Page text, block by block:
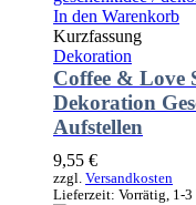
In den Warenkorb
Kurzfassung
Dekoration
Coffee & Love
Dekoration
Aufstellen
9,55 €
zzgl. Versandkosten
Lieferzeit: Vorrätig, 1-3